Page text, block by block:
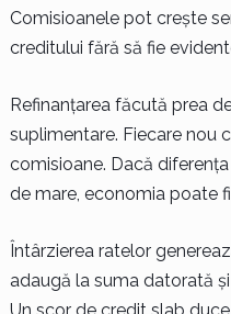
Comisioanele pot crește
creditului fără să fie
Refinanțarea făcută prea
suplimentare. Fiecare nou
comisioane. Dacă
de mare, economia poate
Întârzierea ratelor
adaugă la suma datorată